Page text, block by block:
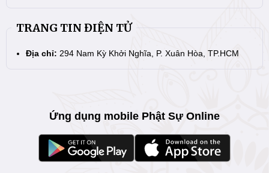
TRANG TIN ĐIỆN TỬ
Địa chỉ: 294 Nam Kỳ Khởi Nghĩa, P. Xuân Hòa, TP.HCM
Ứng dụng mobile Phật Sự Online